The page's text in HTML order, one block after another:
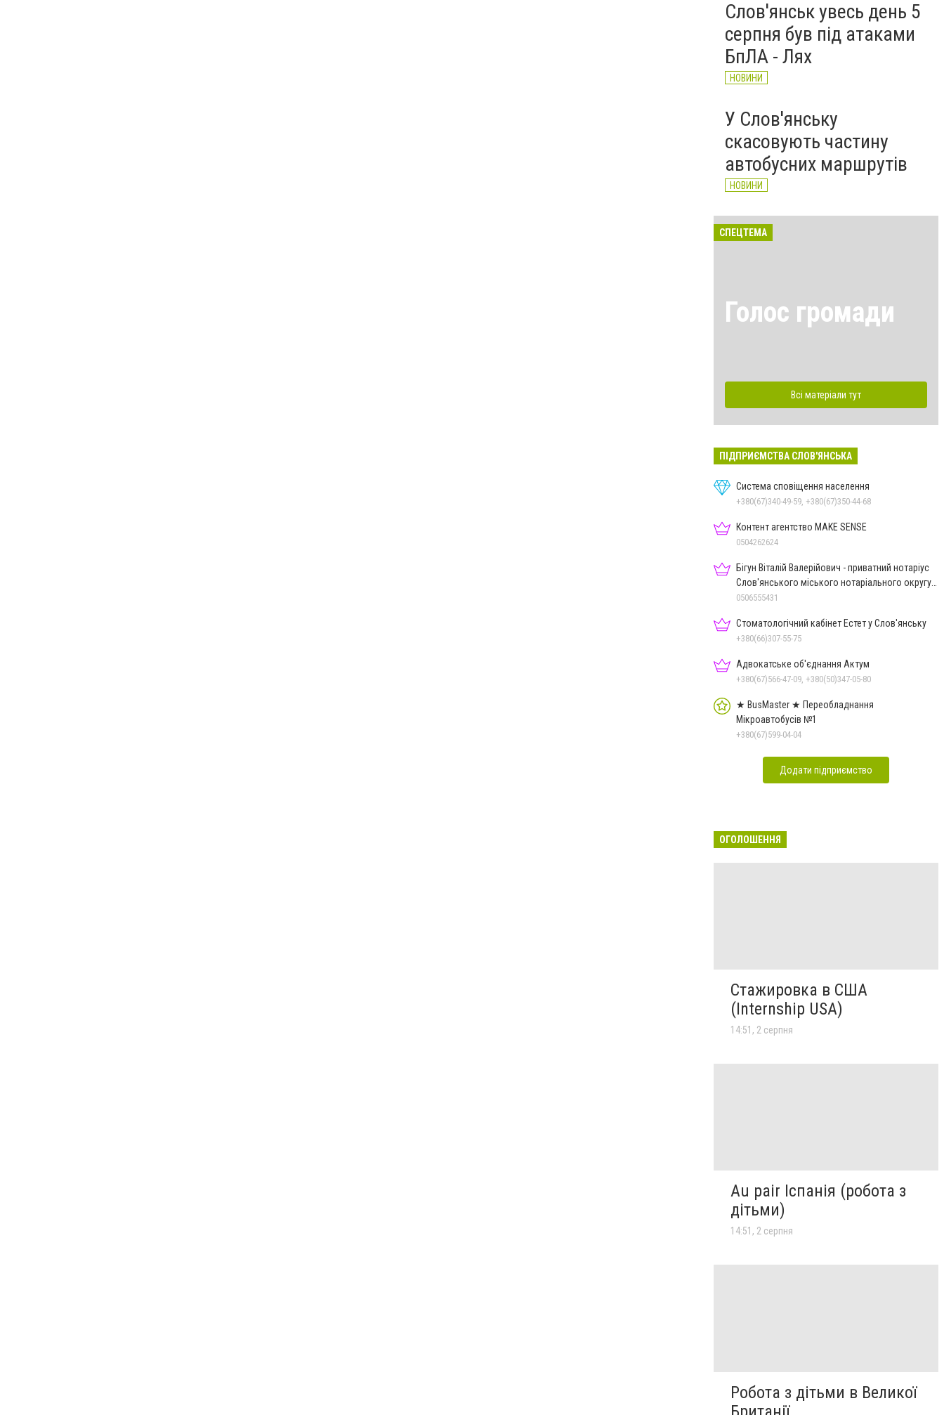
Слов'янськ увесь день 5
серпня був під атаками
БпЛА - Лях
НОВИНИ
У Слов'янську
скасовують частину
автобусних маршрутів
НОВИНИ
СПЕЦТЕМА
Голос громади
Всі матеріали тут
ПІДПРИЄМСТВА СЛОВ'ЯНСЬКА
Система сповіщення населення
+380(67)340-49-59, +380(67)350-44-68
Контент агентство MAKE SENSE
0504262624
Бігун Віталій Валерійович - приватний нотаріус
Слов'янського міського нотаріального округу
Дон.обл.
0506555431
Стоматологічний кабінет Естет у Слов'янську
+380(66)307-55-75
Адвокатське об'єднання Актум
+380(67)566-47-09, +380(50)347-05-80
★ BusMaster ★ Переобладнання
Мікроавтобусів №1
+380(67)599-04-04
Додати підприємство
ОГОЛОШЕННЯ
Стажировка в США
(Internship USA)
14:51, 2 серпня
Au pair Іспанія (робота з
дітьми)
14:51, 2 серпня
Робота з дітьми в Великої